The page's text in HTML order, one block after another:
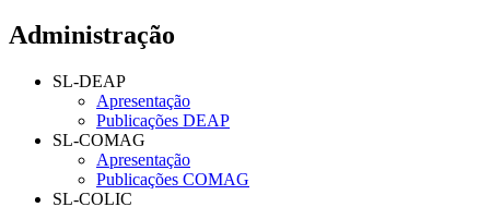
Administração
SL-DEAP
Apresentação
Publicações DEAP
SL-COMAG
Apresentação
Publicações COMAG
SL-COLIC